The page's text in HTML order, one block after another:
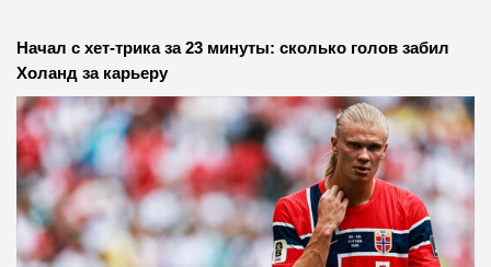
Начал с хет-трика за 23 минуты: сколько голов забил
Холанд за карьеру